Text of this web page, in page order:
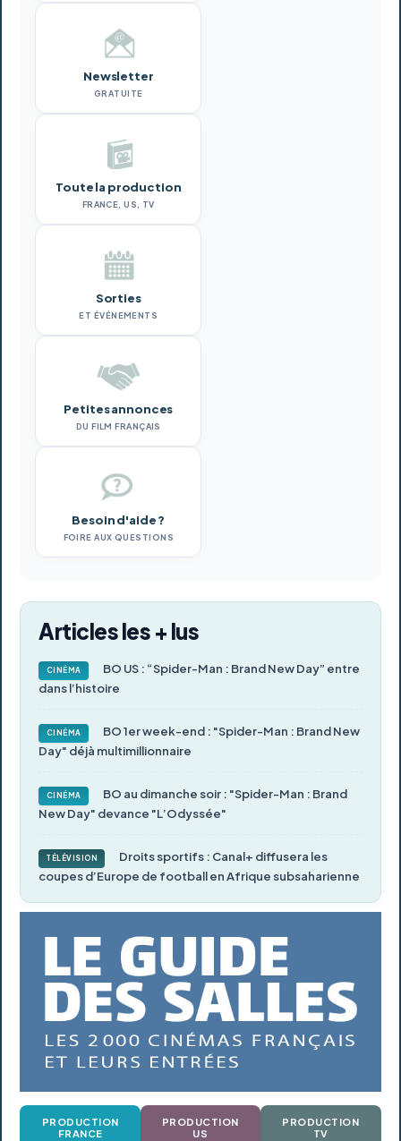
Newsletter
GRATUITE
Toute la production
FRANCE, US, TV
Sorties
ET ÉVÉNEMENTS
Petites annonces
DU FILM FRANÇAIS
Besoin d'aide ?
FOIRE AUX QUESTIONS
Articles les + lus
CINÉMA
BO US : “Spider-Man : Brand New Day” entre
dans l’histoire
CINÉMA
BO 1er week-end : "Spider-Man : Brand New
Day" déjà multimillionnaire
CINÉMA
BO au dimanche soir : "Spider-Man : Brand
New Day" devance "L’Odyssée"
TÉLÉVISION
Droits sportifs : Canal+ diffusera les
coupes d’Europe de football en Afrique subsaharienne
PRODUCTION
FRANCE
PRODUCTION
US
PRODUCTION
TV